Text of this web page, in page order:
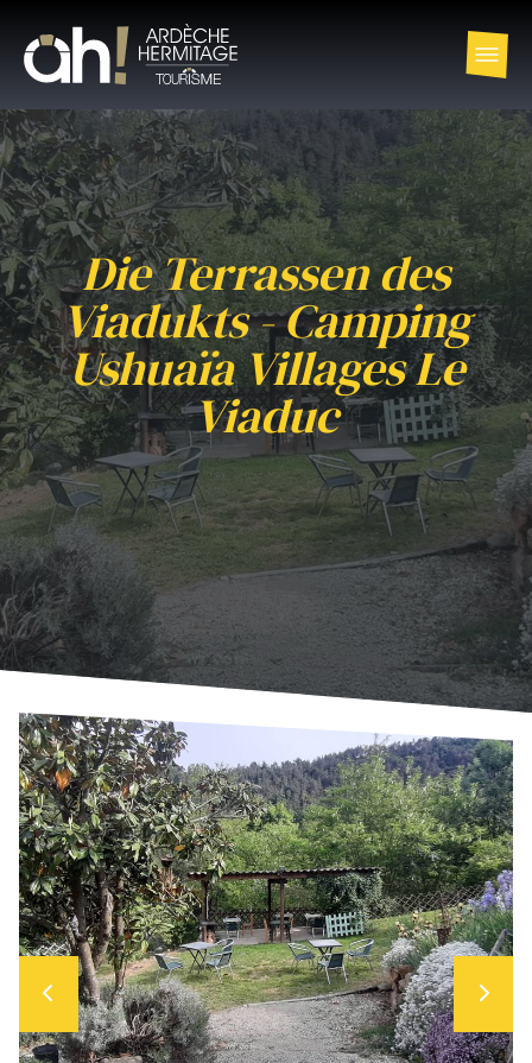
Die Terrassen des
Viadukts - Camping
Ushuaïa Villages Le
Viaduc